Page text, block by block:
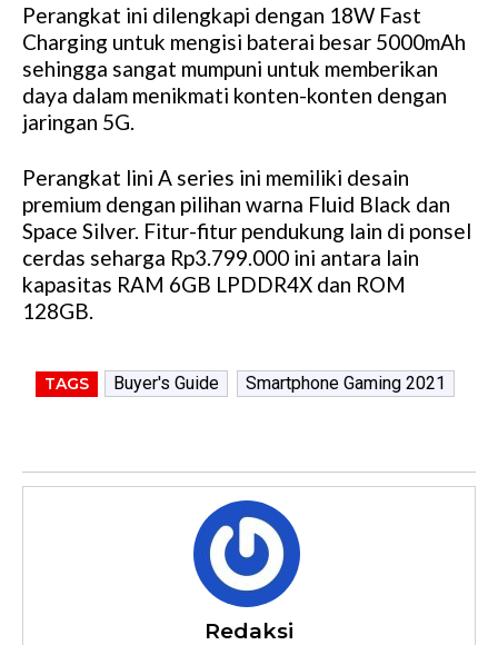
Perangkat ini dilengkapi dengan 18W Fast
Charging untuk mengisi baterai besar 5000mAh
sehingga sangat mumpuni untuk memberikan
daya dalam menikmati konten-konten dengan
jaringan 5G.
Perangkat lini A series ini memiliki desain
premium dengan pilihan warna Fluid Black dan
Space Silver. Fitur-fitur pendukung lain di ponsel
cerdas seharga Rp3.799.000 ini antara lain
kapasitas RAM 6GB LPDDR4X dan ROM
128GB.
TAGS Buyer's Guide Smartphone Gaming 2021
Redaksi